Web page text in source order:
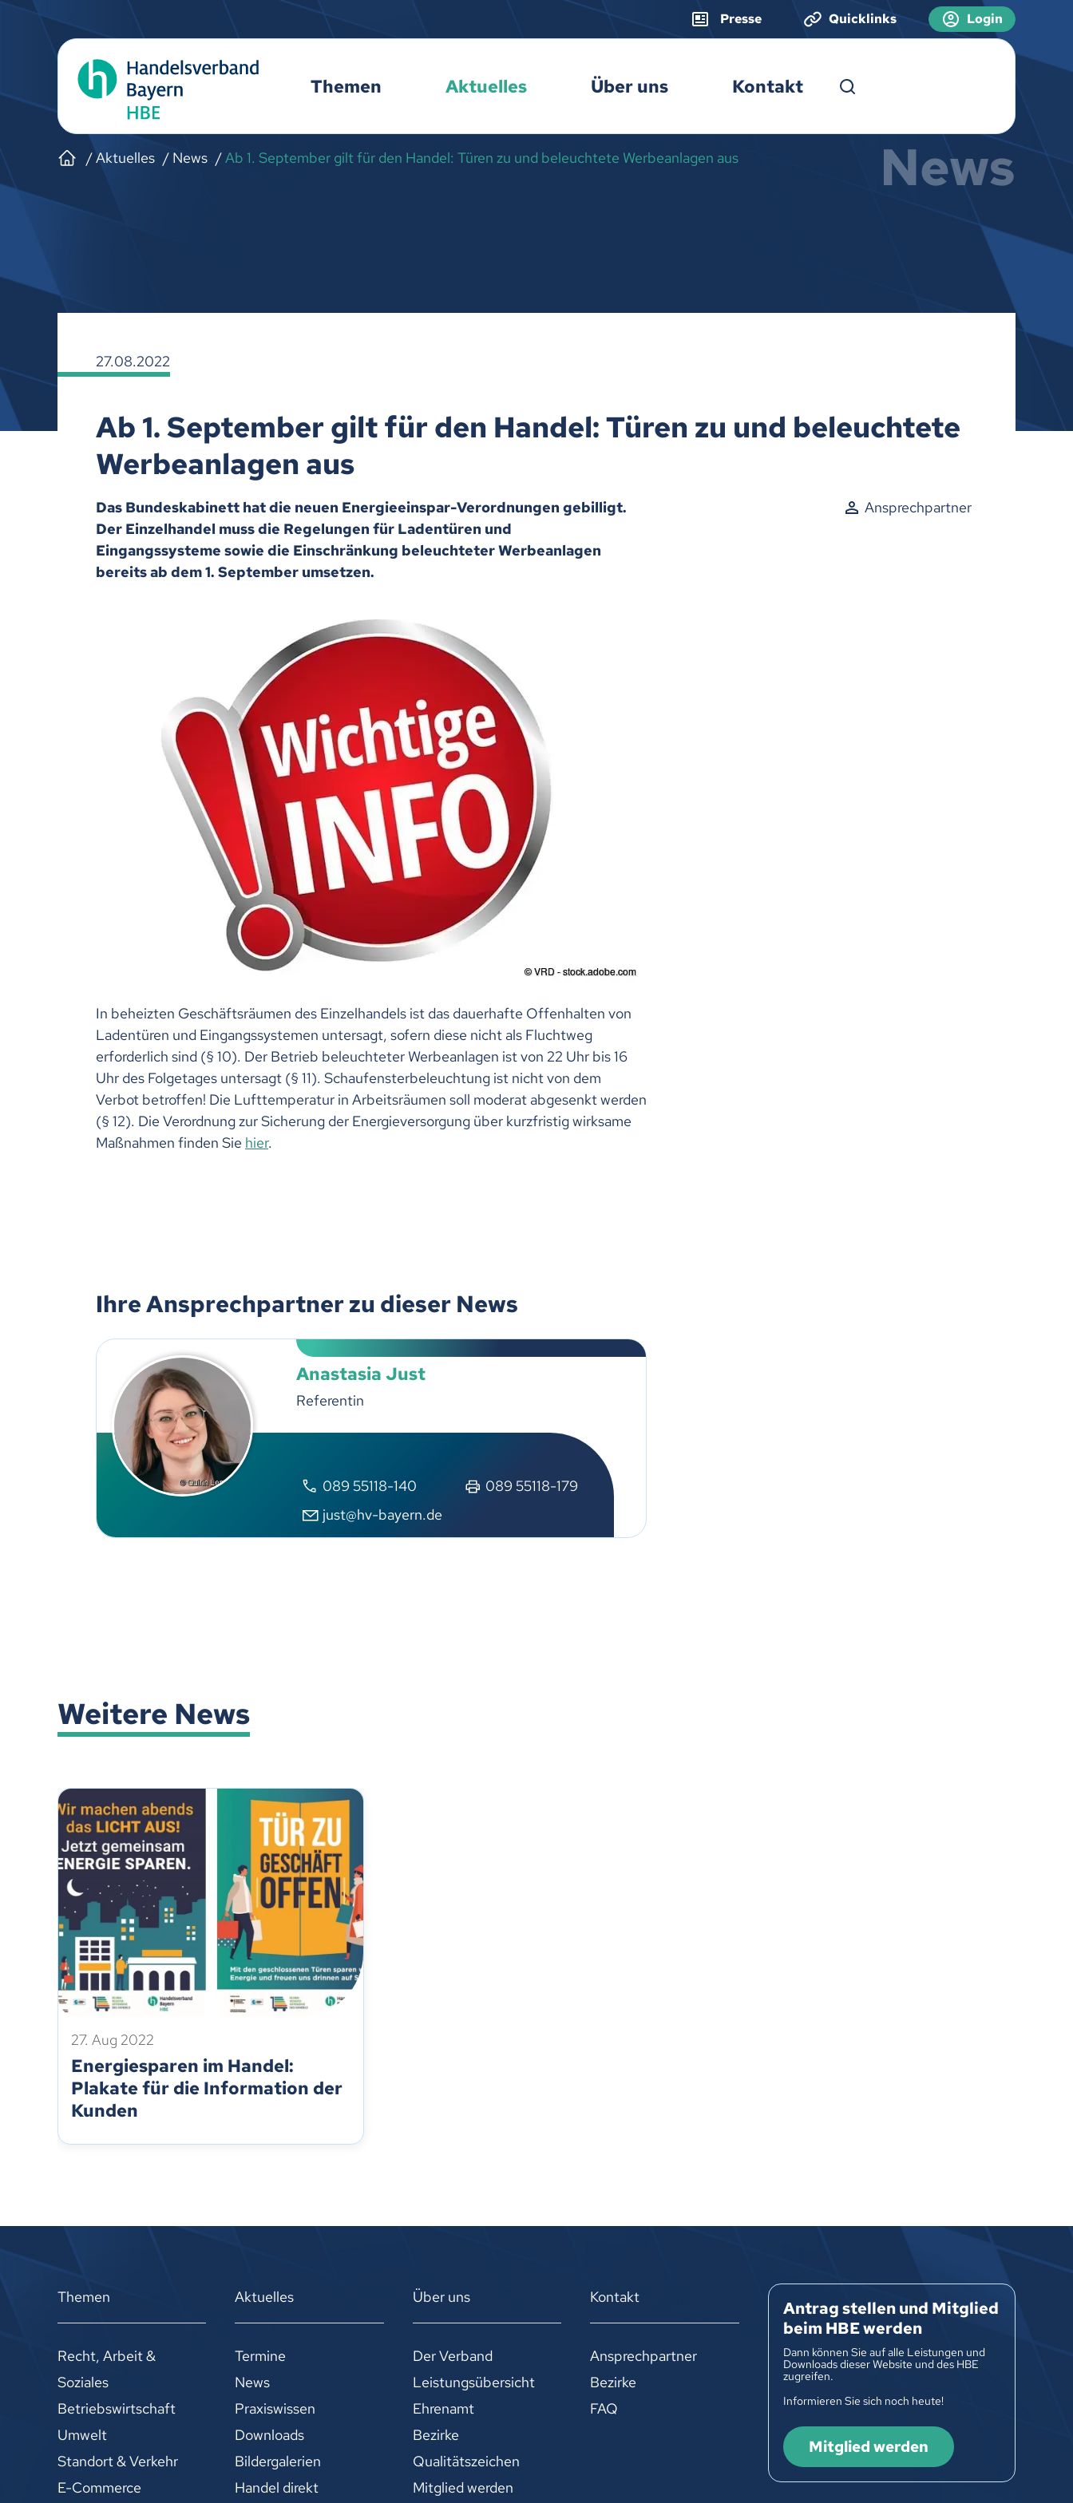
Presse Quicklinks Login
Themen Aktuelles Über uns Kontakt
Aktuelles News Ab 1. September gilt für den Handel: Türen zu und beleuchtete Werbeanlagen aus News
27.08.2022
Ab 1. September gilt für den Handel: Türen zu und beleuchtete
Werbeanlagen aus
Das Bundeskabinett hat die neuen Energieeinspar-Verordnungen gebilligt.
Der Einzelhandel muss die Regelungen für Ladentüren und
Eingangssysteme sowie die Einschränkung beleuchteter Werbeanlagen
bereits ab dem 1. September umsetzen.
Ansprechpartner
In beheizten Geschäftsräumen des Einzelhandels ist das dauerhafte Offenhalten von
Ladentüren und Eingangssystemen untersagt, sofern diese nicht als Fluchtweg
erforderlich sind (§ 10). Der Betrieb beleuchteter Werbeanlagen ist von 22 Uhr bis 16
Uhr des Folgetages untersagt (§ 11). Schaufensterbeleuchtung ist nicht von dem
Verbot betroffen! Die Lufttemperatur in Arbeitsräumen soll moderat abgesenkt werden
(§ 12). Die Verordnung zur Sicherung der Energieversorgung über kurzfristig wirksame
Maßnahmen finden Sie hier.
Ihre Ansprechpartner zu dieser News
Anastasia Just
Referentin
089 55118-140
089 55118-179
just@hv-bayern.de
Weitere News
27. Aug 2022
Energiesparen im Handel:
Plakate für die Information der
Kunden
Themen
Recht, Arbeit &
Soziales
Betriebswirtschaft
Umwelt
Standort & Verkehr
E-Commerce
Aktuelles
Termine
News
Praxiswissen
Downloads
Bildergalerien
Handel direkt
Über uns
Der Verband
Leistungsübersicht
Ehrenamt
Bezirke
Qualitätszeichen
Mitglied werden
Kontakt
Ansprechpartner
Bezirke
FAQ
Antrag stellen und Mitglied
beim HBE werden
Dann können Sie auf alle Leistungen und
Downloads dieser Website und des HBE
zugreifen.
Informieren Sie sich noch heute!
Mitglied werden